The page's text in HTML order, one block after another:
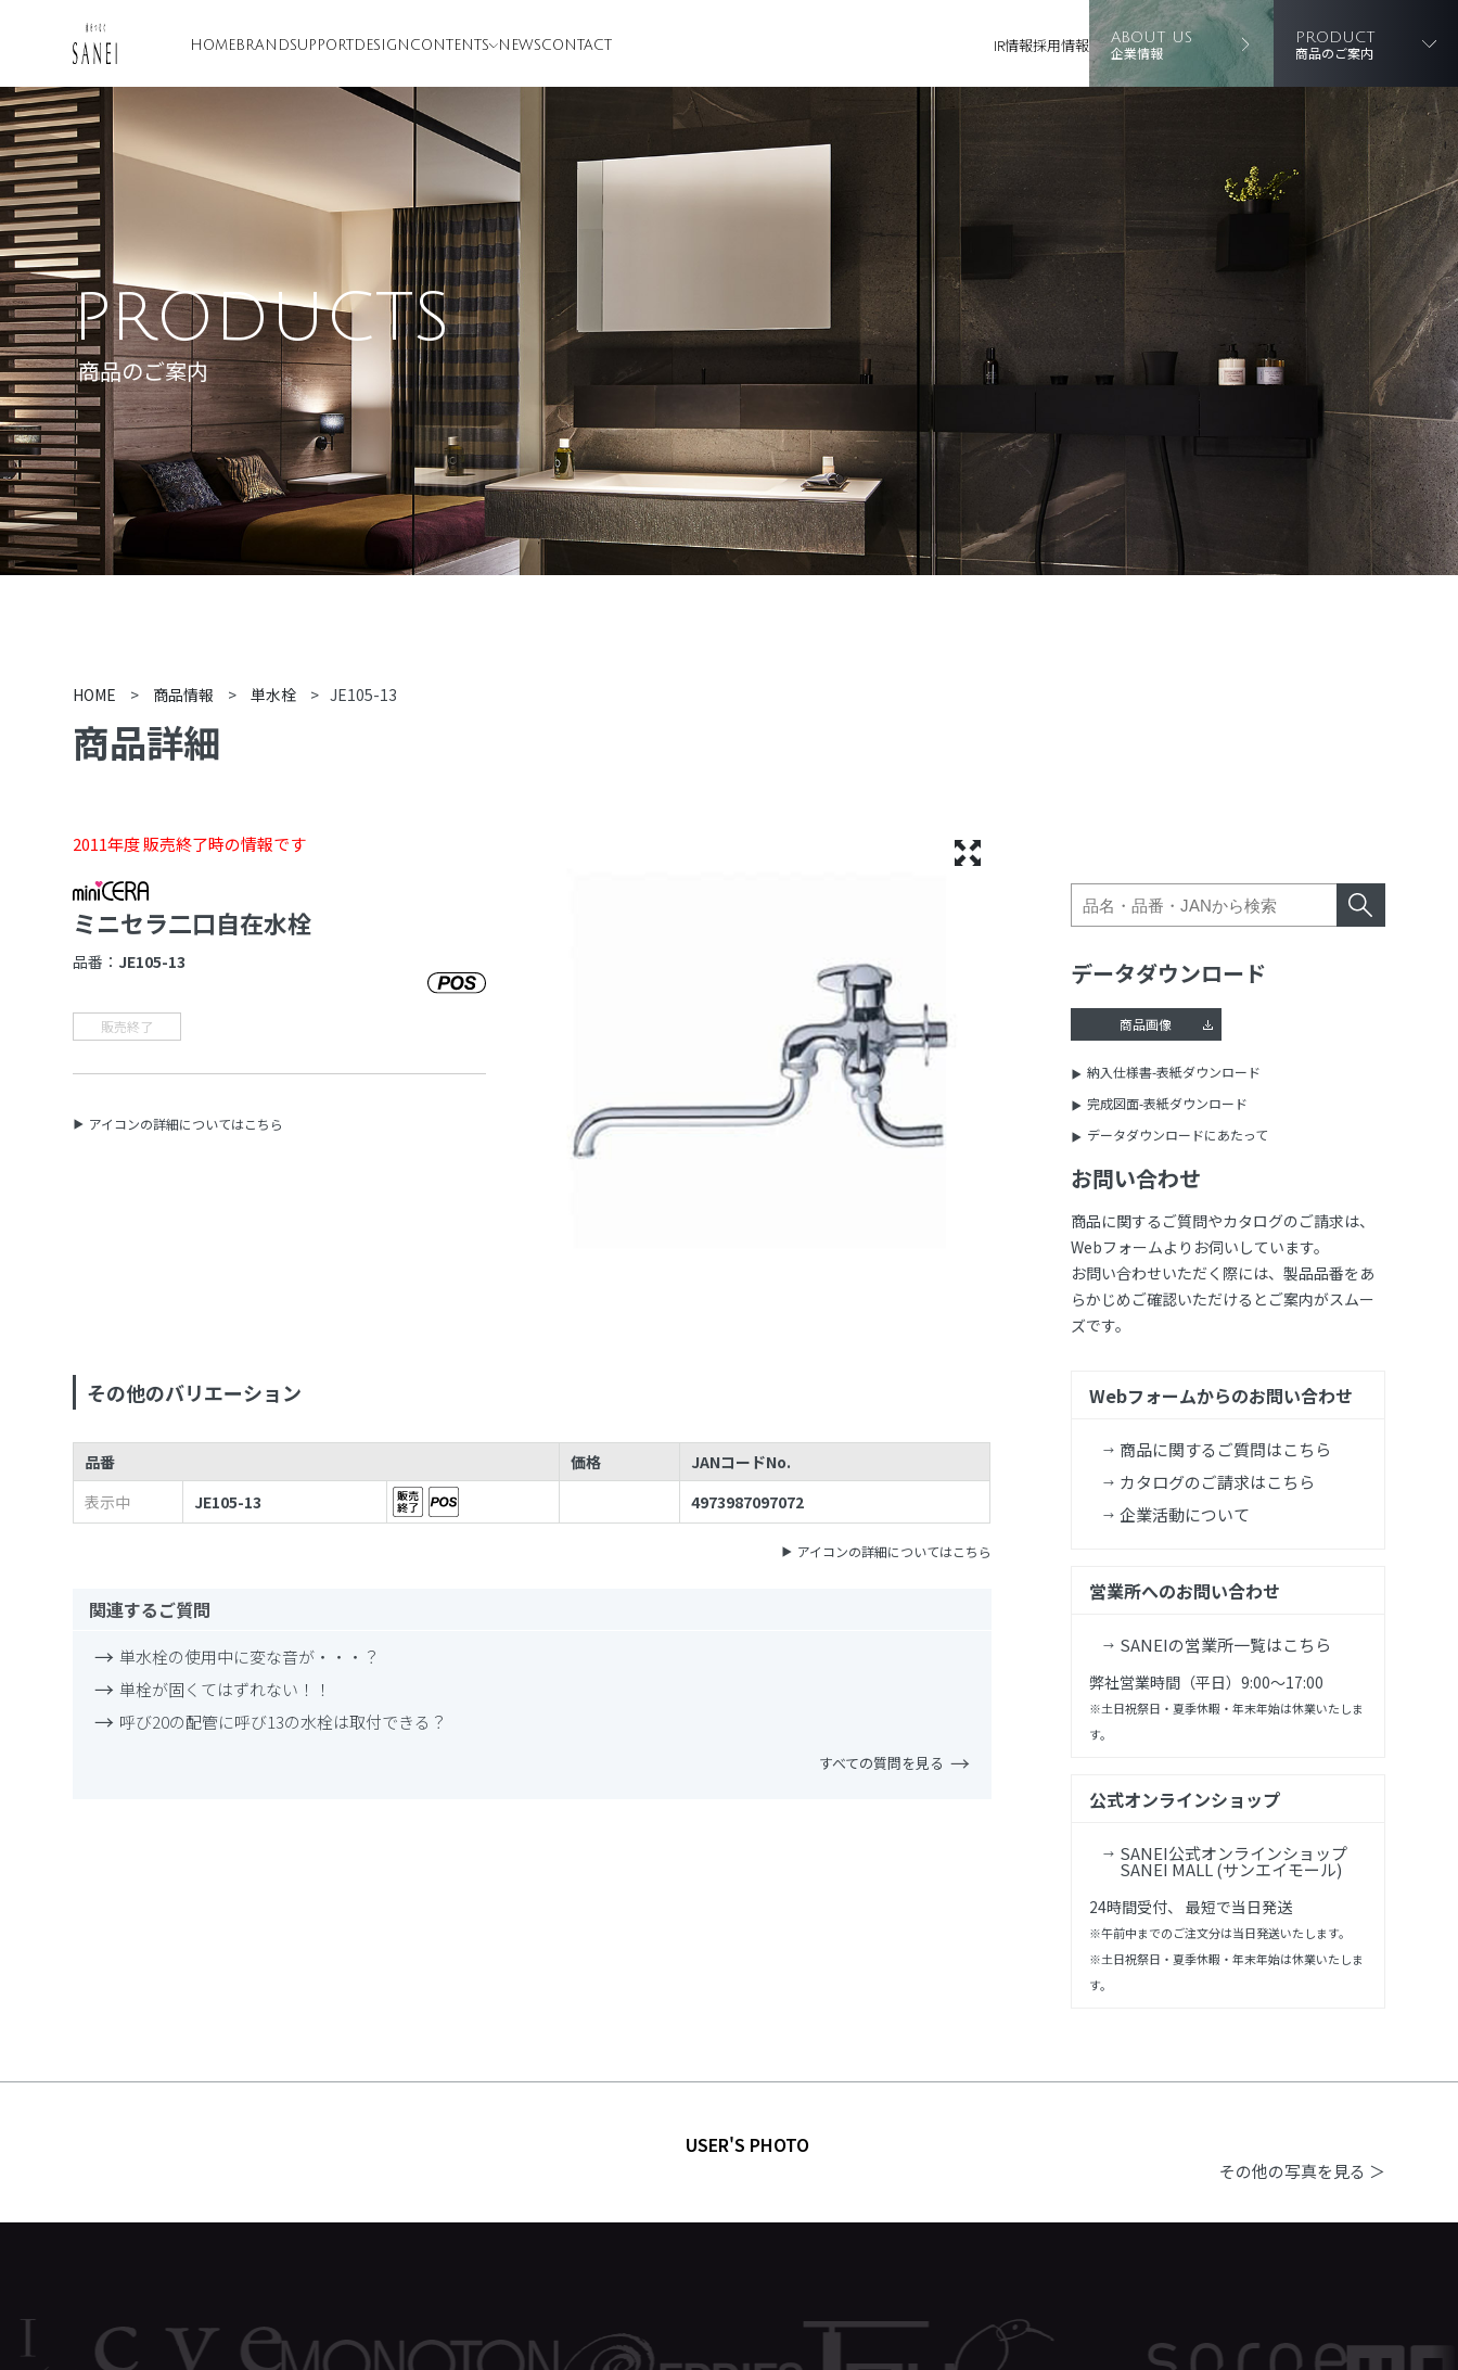
HOME BRANDSUPPORT DESIGN CONTENTS NEWSCONTACT IR情報採用情報 ABOUT US
企業情報
PRODUCT
商品のご案内
PRODUCTS
商品のご案内
HOME > 商品情報 > 単水栓 > JE105-13
商品詳細
2011年度 販売終了時の情報です
ミニセラ二口自在水栓
品番： JE105-13
販売終了
アイコンの詳細についてはこちら
その他のバリエーション
品番 価格
JANコードNo.
表示中
JE105-13 4973987097072
アイコンの詳細についてはこちら
関連するご質問
単水栓の使用中に変な音が・・・？
単栓が固くてはずれない！！
呼び20の配管に呼び13の水栓は取付できる？
すべての質問を見る
データダウンロード
商品画像
納入仕様書-表紙ダウンロード
完成図面-表紙ダウンロード
データダウンロードにあたって
お問い合わせ
商品に関するご質問やカタログのご請求は、
Webフォームよりお伺いしています。
お問い合わせいただく際には、製品品番をあ
らかじめご確認いただけるとご案内がスムー
ズです。
Webフォームからのお問い合わせ
商品に関するご質問はこちら
カタログのご請求はこちら
企業活動について
営業所へのお問い合わせ
SANEIの営業所一覧はこちら
弊社営業時間（平日）9:00～17:00
※土日祝祭日・夏季休暇・年末年始は休業いたしま
す。
公式オンラインショップ
SANEI公式オンラインショップ
SANEI MALL (サンエイモール)
24時間受付、 最短で当日発送
※午前中までのご注文分は当日発送いたします。
※土日祝祭日・夏季休暇・年末年始は休業いたしま
す。
USER'S PHOTO
その他の写真を見る ＞